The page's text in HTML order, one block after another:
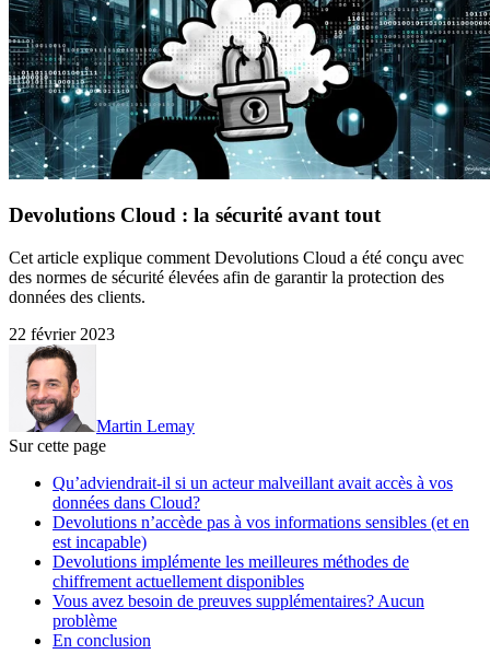
Devolutions Cloud : la sécurité avant tout
Cet article explique comment Devolutions Cloud a été conçu avec
des normes de sécurité élevées afin de garantir la protection des
données des clients.
22 février 2023
Martin Lemay
Sur cette page
Qu’adviendrait-il si un acteur malveillant avait accès à vos
données dans Cloud?
Devolutions n’accède pas à vos informations sensibles (et en
est incapable)
Devolutions implémente les meilleures méthodes de
chiffrement actuellement disponibles
Vous avez besoin de preuves supplémentaires? Aucun
problème
En conclusion